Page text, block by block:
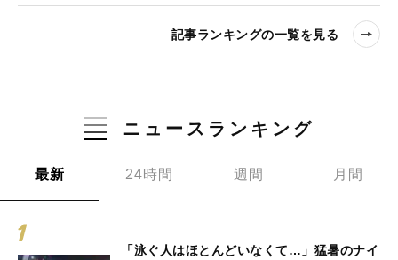
記事ランキングの一覧を見る
ニュースランキング
最新 24時間 週間 月間
「泳ぐ人はほとんどいなくて…」猛暑のナイ